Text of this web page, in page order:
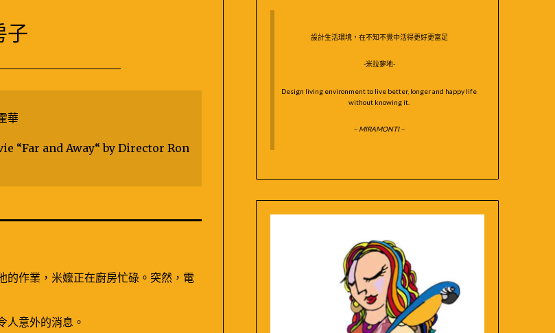
子
華
“Far and Away“ by Director Ron
的作業，米嬤正在廚房忙碌。突然，電
人意外的消息。
設計生活環境，在不知不覺中活得更好更富足
-米拉夢地-
Design living environment to live better, longer and happy life
without knowing it.
– MIRAMONTI –